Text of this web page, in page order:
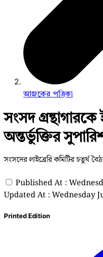
আজকের পত্রিকা
সংসদ গ্রন্থাগারকে
অন্তর্ভুক্তির
সংসদের লাইব্রেরি কমিটির চতুর্থ
Published At :
Updated At : Wednesday
Printed Edition